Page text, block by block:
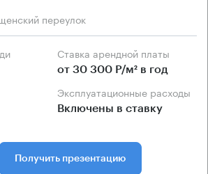
переулок
Ставка арендной платы
от 30 300 Р/м² в год
Эксплуатационные расходы
Включены в ставку
Получить презентацию